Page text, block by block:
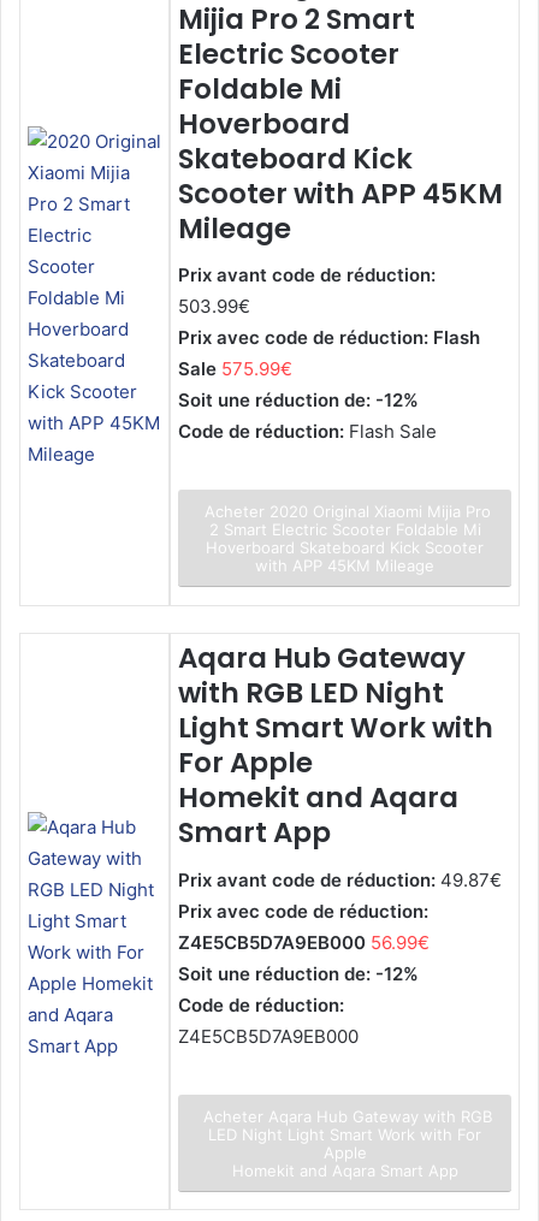
Mijia Pro 2 Smart
Electric Scooter
Foldable Mi
Hoverboard
Skateboard Kick
Scooter with APP 45KM
Mileage
Prix avant code de réduction:
503.99€
Prix avec code de réduction: Flash
Sale 575.99€
Soit une réduction de: -12%
Code de réduction: Flash Sale
Acheter 2020 Original Xiaomi Mijia Pro
2 Smart Electric Scooter Foldable Mi
Hoverboard Skateboard Kick Scooter
with APP 45KM Mileage
Aqara Hub Gateway
with RGB LED Night
Light Smart Work with
For Apple
Homekit and Aqara
Smart App
Prix avant code de réduction: 49.87€
Prix avec code de réduction:
Z4E5CB5D7A9EB000 56.99€
Soit une réduction de: -12%
Code de réduction:
Z4E5CB5D7A9EB000
Acheter Aqara Hub Gateway with RGB
LED Night Light Smart Work with For
Apple
Homekit and Aqara Smart App